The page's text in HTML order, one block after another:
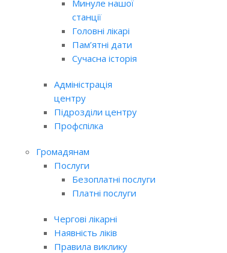
Минуле нашої
станції
Головні лікарі
Пам’ятні дати
Сучасна історія
Адміністрація
центру
Підрозділи центру
Профспілка
Громадянам
Послуги
Безоплатні послуги
Платні послуги
Чергові лікарні
Наявність ліків
Правила виклику